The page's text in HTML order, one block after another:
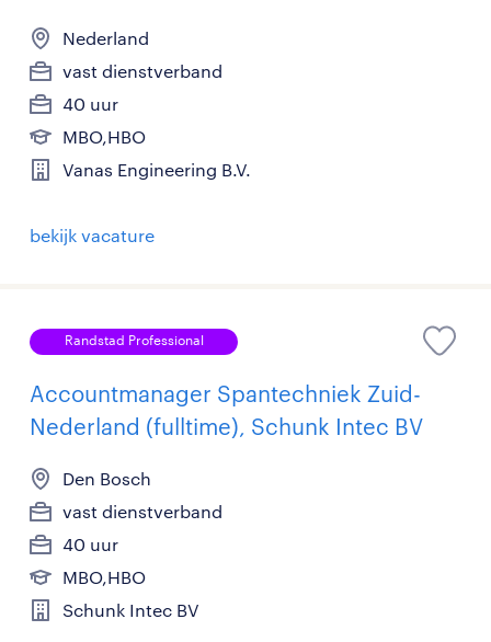
Nederland
vast dienstverband
40 uur
MBO,HBO
Vanas Engineering B.V.
bekijk vacature
Randstad Professional
Accountmanager Spantechniek Zuid-
Nederland (fulltime), Schunk Intec BV
Den Bosch
vast dienstverband
40 uur
MBO,HBO
Schunk Intec BV